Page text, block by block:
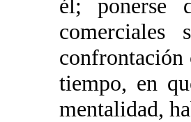
él; ponerse
confrontación
tiempo, en
mentalidad,